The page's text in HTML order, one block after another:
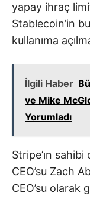
yapay ihraç
Stablecoin’in
kullanıma
İlgili Haber
ve Mike
Yorumladı
Stripe’ın
CEO’su Zach
CEO’su olarak